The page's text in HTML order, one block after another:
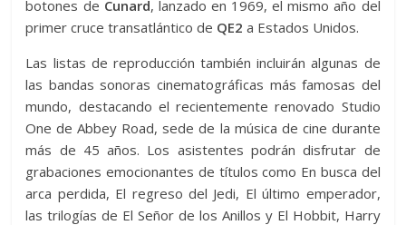
botones de Cunard, lanzado en 1969, el mismo año del
primer cruce transatlántico de QE2 a Estados Unidos.
Las listas de reproducción también incluirán algunas de
las bandas sonoras cinematográficas más famosas del
mundo, destacando el recientemente renovado Studio
One de Abbey Road, sede de la música de cine durante
más de 45 años. Los asistentes podrán disfrutar de
grabaciones emocionantes de títulos como En busca del
arca perdida, El regreso del Jedi, El último emperador,
las trilogías de El Señor de los Anillos y El Hobbit, Harry